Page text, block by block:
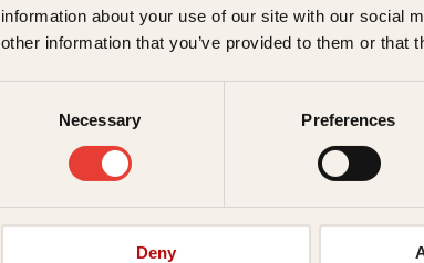
information about your use of our site with our social
other information that you’ve provided to them or that
Necessary Preferences
Deny
(1